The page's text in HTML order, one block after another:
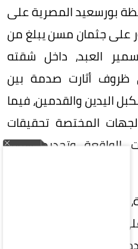
بورسعيد المصرية على
على جثمان مسن يبلغ من
سمير العبد، داخل شقته
ظروف أثارت صدمة بين
اليدين والقدمين، فيما
المختصة تحقيقات
وتحديد هوية
الواقعة عندما حاول
والده هاتفياً، قبل أن